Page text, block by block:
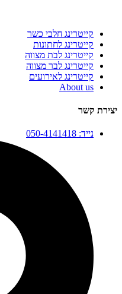
קייטרינג חלבי כשר
קייטרינג לחתונות
קייטרינג לבת מצווה
קייטרינג לבר מצווה
קייטרינג לאירועים
About us
יצירת קשר
נייד: 050-4141418